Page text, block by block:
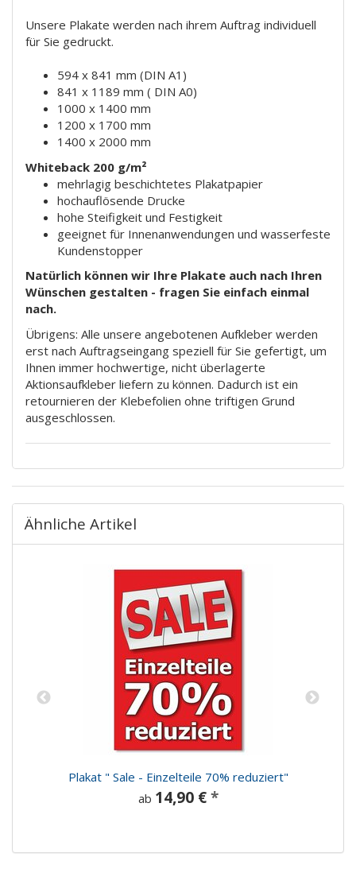
Unsere Plakate werden nach ihrem Auftrag individuell
für Sie gedruckt.
594 x 841 mm (DIN A1)
841 x 1189 mm ( DIN A0)
1000 x 1400 mm
1200 x 1700 mm
1400 x 2000 mm
Whiteback 200 g/m²
mehrlagig beschichtetes Plakatpapier
hochauflösende Drucke
hohe Steifigkeit und Festigkeit
geeignet für Innenanwendungen und wasserfeste
Kundenstopper
Natürlich können wir Ihre Plakate auch nach Ihren
Wünschen gestalten - fragen Sie einfach einmal
nach.
Übrigens: Alle unsere angebotenen Aufkleber werden
erst nach Auftragseingang speziell für Sie gefertigt, um
Ihnen immer hochwertige, nicht überlagerte
Aktionsaufkleber liefern zu können. Dadurch ist ein
retournieren der Klebefolien ohne triftigen Grund
ausgeschlossen.
Ähnliche Artikel
Plakat " Sale - Einzelteile 70% reduziert"
ab 14,90 € *